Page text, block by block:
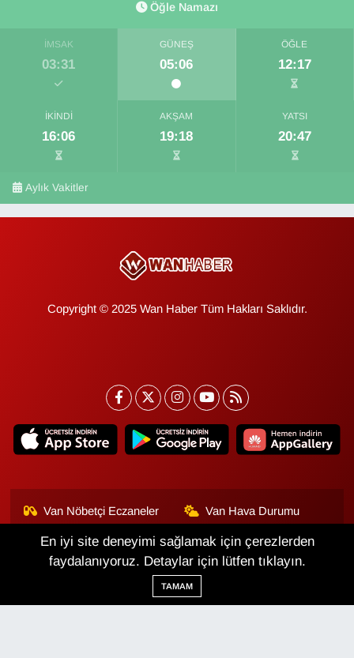
Öğle Namazı
İMSAK
03:31
GÜNEŞ
05:06
ÖĞLE
12:17
İKINDI
16:06
AKŞAM
19:18
YATSI
20:47
Aylık Vakitler
Copyright © 2025 Wan Haber Tüm Hakları Saklıdır.
Van Nöbetçi Eczaneler Van Hava Durumu
Van Namaz Vakitleri
Van Trafik Yoğunluk
Haritası
Puan Durumu ve Fikstür
En iyi site deneyimi sağlamak için çerezlerden
faydalanıyoruz. Detaylar için lütfen tıklayın.
TAMAM